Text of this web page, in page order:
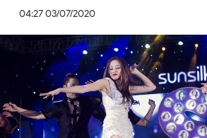
04:27 03/07/2020